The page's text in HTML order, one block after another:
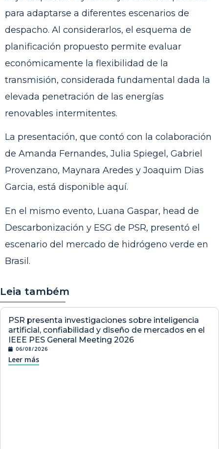
para adaptarse a diferentes escenarios de
despacho. Al considerarlos, el esquema de
planificación propuesto permite evaluar
económicamente la flexibilidad de la
transmisión, considerada fundamental dada la
elevada penetración de las energías
renovables intermitentes.
La presentación, que contó con la colaboración
de Amanda Fernandes, Julia Spiegel, Gabriel
Provenzano, Maynara Aredes y Joaquim Dias
Garcia, está disponible aquí.
En el mismo evento, Luana Gaspar, head de
Descarbonización y ESG de PSR, presentó el
escenario del mercado de hidrógeno verde en
Brasil.
Leia também
PSR presenta investigaciones sobre inteligencia
artificial, confiabilidad y diseño de mercados en el
IEEE PES General Meeting 2026
06/08/2026
Leer más